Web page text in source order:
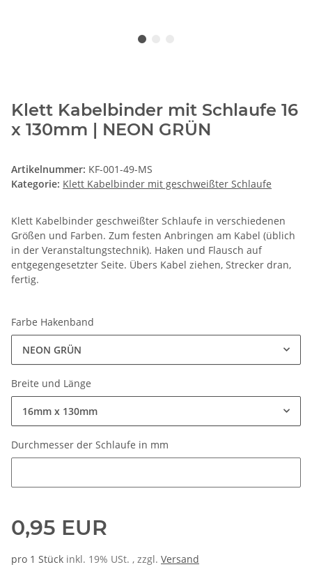
Klett Kabelbinder mit Schlaufe 16
x 130mm | NEON GRÜN
Artikelnummer: KF-001-49-MS
Kategorie: Klett Kabelbinder mit geschweißter Schlaufe
Klett Kabelbinder geschweißter Schlaufe in verschiedenen
Größen und Farben. Zum festen Anbringen am Kabel (üblich
in der Veranstaltungstechnik). Haken und Flausch auf
entgegengesetzter Seite. Übers Kabel ziehen, Strecker dran,
fertig.
Farbe Hakenband
NEON GRÜN
Breite und Länge
16mm x 130mm
Durchmesser der Schlaufe in mm
0,95 EUR
pro 1 Stück inkl. 19% USt. , zzgl. Versand